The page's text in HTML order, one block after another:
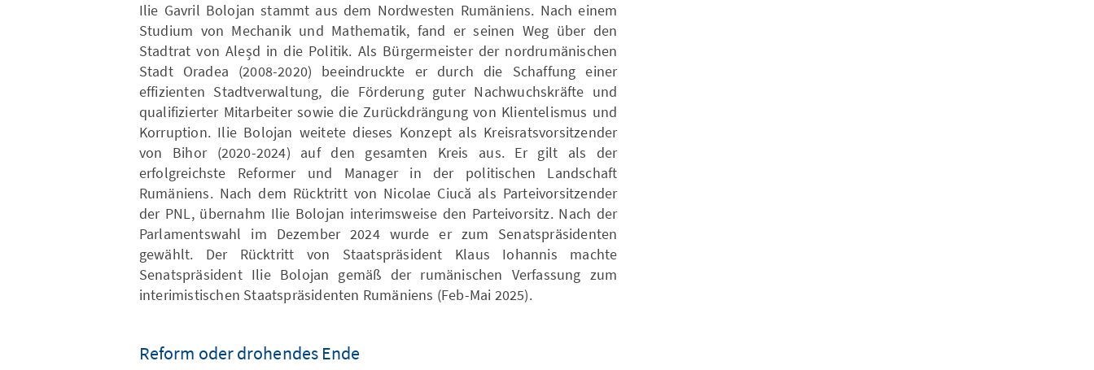
Ilie Gavril Bolojan stammt aus dem Nordwesten Rumäniens. Nach einem
Studium von Mechanik und Mathematik, fand er seinen Weg über den
Stadtrat von Aleșd in die Politik. Als Bürgermeister der nordrumänischen
Stadt Oradea (2008-2020) beeindruckte er durch die Schaffung einer
effizienten Stadtverwaltung, die Förderung guter Nachwuchskräfte und
qualifizierter Mitarbeiter sowie die Zurückdrängung von Klientelismus und
Korruption. Ilie Bolojan weitete dieses Konzept als Kreisratsvorsitzender
von Bihor (2020-2024) auf den gesamten Kreis aus. Er gilt als der
erfolgreichste Reformer und Manager in der politischen Landschaft
Rumäniens. Nach dem Rücktritt von Nicolae Ciucă als Parteivorsitzender
der PNL, übernahm Ilie Bolojan interimsweise den Parteivorsitz. Nach der
Parlamentswahl im Dezember 2024 wurde er zum Senatspräsidenten
gewählt. Der Rücktritt von Staatspräsident Klaus Iohannis machte
Senatspräsident Ilie Bolojan gemäß der rumänischen Verfassung zum
interimistischen Staatspräsidenten Rumäniens (Feb-Mai 2025).
Reform oder drohendes Ende